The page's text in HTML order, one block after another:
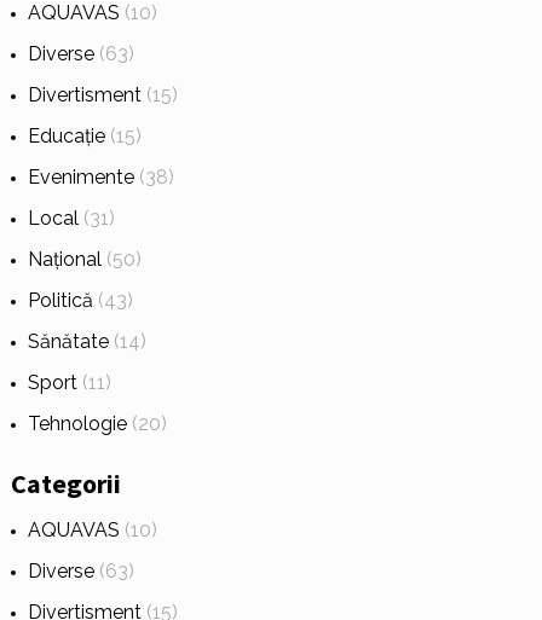
AQUAVAS (10)
Diverse(63)
Divertisment(15)
Educație(15)
Evenimente(38)
Local(31)
Național(50)
Politică (43)
Sănătate(14)
Sport(11)
Tehnologie(20)
Categorii
AQUAVAS (10)
Diverse(63)
Divertisment(15)